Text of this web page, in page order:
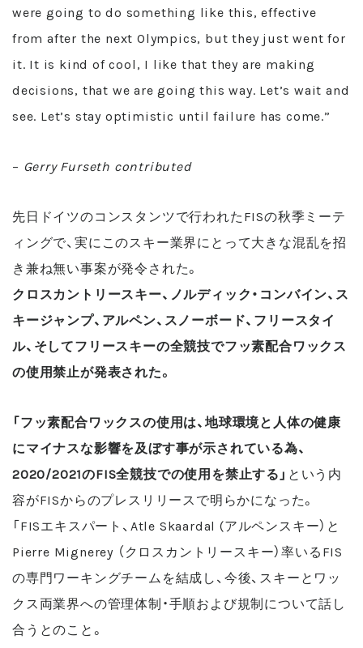
were going to do something like this, effective
from after the next Olympics, but they just went for
it. It is kind of cool, I like that they are making
decisions, that we are going this way. Let’s wait and
see. Let’s stay optimistic until failure has come.”
– Gerry Furseth contributed
先日ドイツのコンスタンツで行われたFISの秋季ミーテ
ィングで、実にこのスキー業界にとって大きな混乱を招
き兼ね無い事案が発令された。
クロスカントリースキー、ノルディック・コンバイン、ス
キージャンプ、アルペン、スノーボード、フリースタイ
ル、そしてフリースキーの全競技でフッ素配合ワックス
の使用禁止が発表された。
「フッ素配合ワックスの使用は、地球環境と人体の健康
にマイナスな影響を及ぼす事が示されている為、
2020/2021のFIS全競技での使用を禁止する」 という内
容がFISからのプレスリリースで明らかになった。
「FISエキスパート、Atle Skaardal (アルペンスキー）と
Pierre Mignerey （クロスカントリースキー）率いるFIS
の専門ワーキングチームを結成し、今後、スキーとワッ
クス両業界への管理体制・手順および規制について話し
合うとのこと。